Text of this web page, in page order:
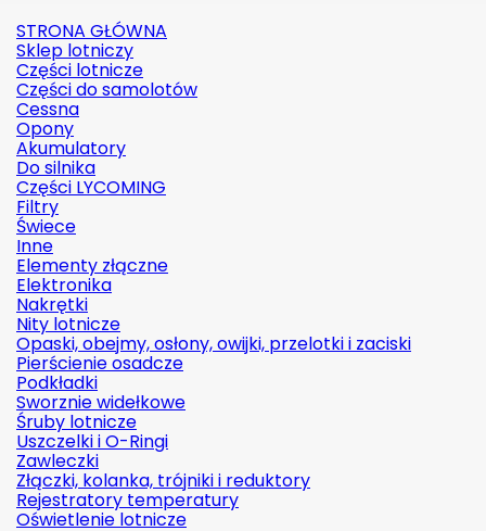
STRONA GŁÓWNA
Sklep lotniczy
Części lotnicze
Części do samolotów
Cessna
Opony
Akumulatory
Do silnika
Części LYCOMING
Filtry
Świece
Inne
Elementy złączne
Elektronika
Nakrętki
Nity lotnicze
Opaski, obejmy, osłony, owijki, przelotki i zaciski
Pierścienie osadcze
Podkładki
Sworznie widełkowe
Śruby lotnicze
Uszczelki i O-Ringi
Zawleczki
Złączki, kolanka, trójniki i reduktory
Rejestratory temperatury
Oświetlenie lotnicze